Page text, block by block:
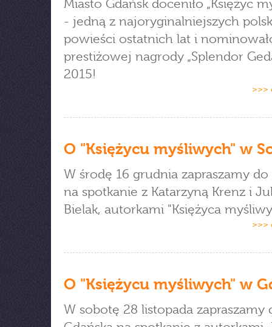
Miasto Gdańsk doceniło „Księżyc
- jedną z najoryginalniejszych
powieści ostatnich lat i
prestiżowej nagrody „Splendor
2015!
>>>
O "Księżycu myśliwych" w
W środę 16 grudnia zapraszamy
na spotkanie z Katarzyną Krenz i
Bielak, autorkami "Księżyca
>>>
O "Księżycu myśliwych" w
W sobotę 28 listopada zapraszamy